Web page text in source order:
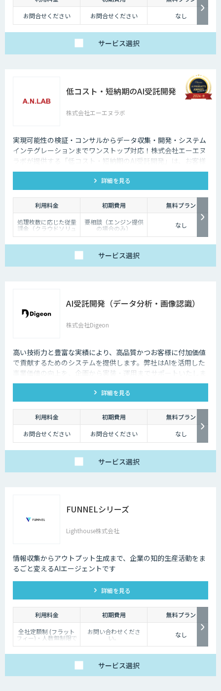
お問合せください
お問合せください なし
サービス選択
低コスト・短納期のAI受託開発
株式会社エーエヌラボ
実現可能性の検証・コンサルからデータ収集・開発・システム
インテグレーションまでワンストップ対応！株式会社エーエヌ
ラボが提供する「低コスト・短納期のAI受託開発」は、お客様
のニーズにピッタリ合った画像AIソリューション開発します。
200件以上の実績。無料トライアルもあり、初めての方でも安
心してお任せください！
詳細を見る
利用料金 初期費用
無料プラン
処理枚数に応じた従量
課金（クラウドソリュ
ーション）、オンプレ
に応じて柔軟に対応し
ます。データ処理のみ
希望する場合は、目安
要相談（エンジン提供
の場合のみ） なし
サービス選択
AI受託開発（データ分析・画像認識）
株式会社Digeon
高い技術力と豊富な実績により、高品質かつお客様に付加価値
で貢献するためのシステムを提供します。弊社はAIを活用した
事業価値の向上を、企画から実装・運用までサポートいたしま
す。 社内研究開発チームで最先端AI技術のキャッチアップとAI
モジュール構築に注力し、 蓄積したアルゴリズムを組み合わせ
ることで最先端のアルゴリズムによる付加価値を迅速に提供し
詳細を見る
利用料金 初期費用
無料プラン
お問合せください
お問合せください なし
サービス選択
FUNNELシリーズ
Lighthouse株式会社
情報収集からアウトプット生成まで、企業の知的生産活動をま
るごと変えるAIエージェントです
詳細を見る
利用料金 初期費用
無料プラン
全社定額制 (フラット
フィー)・人数無制限で
ご利用いただけます。
お問い合わせくださ
い。 なし
サービス選択